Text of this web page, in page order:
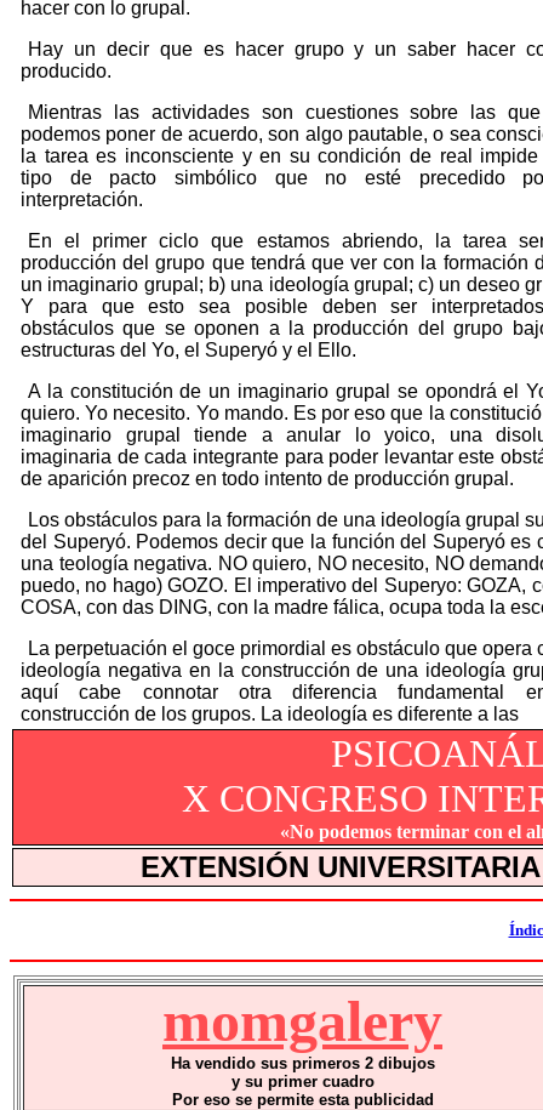
hacer con lo grupal.
Hay un decir que es hacer grupo y un saber hacer
producido.
Mientras las actividades son cuestiones sobre las
podemos poner de acuerdo, son algo pautable, o sea
la tarea es inconsciente y en su condición de real impide
tipo de pacto simbólico que no esté precedido
interpretación.
En el primer ciclo que estamos abriendo, la tarea
producción del grupo que tendrá que ver con la formación
un imaginario grupal; b) una ideología grupal; c) un deseo
Y para que esto sea posible deben ser
obstáculos que se oponen a la producción del grupo
estructuras del Yo, el Superyó y el Ello.
A la constitución de un imaginario grupal se opondrá el
quiero. Yo necesito. Yo mando. Es por eso que la
imaginario grupal tiende a anular lo yoico, una
imaginaria de cada integrante para poder levantar este
de aparición precoz en todo intento de producción grupal.
Los obstáculos para la formación de una ideología grupal
del Superyó. Podemos decir que la función del Superyó es
una teología negativa. NO quiero, NO necesito, NO
puedo, no hago) GOZO. El imperativo del Superyo: GOZA,
COSA, con das DING, con la madre fálica, ocupa toda la
La perpetuación el goce primordial es obstáculo que opera
ideología negativa en la construcción de una ideología
aquí cabe connotar otra diferencia fundamental
construcción de los grupos. La ideología es diferente a las
X CONGRESO
«No podemos terminar con el
EXTENSIÓN
momgalery
Ha vendido sus primeros 2 dibujos
y su primer cuadro
Por eso se permite esta publicidad